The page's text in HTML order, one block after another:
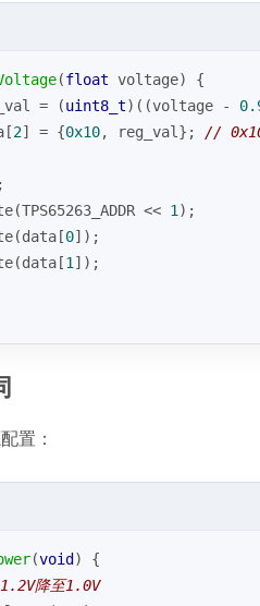
(float voltage)
{
= (uint8_t)((voltage -
2] = {0x10, reg_val}; // 0x10
<<
1 );
0]);
1 ]);
置：
(void )
{
降至1.0V